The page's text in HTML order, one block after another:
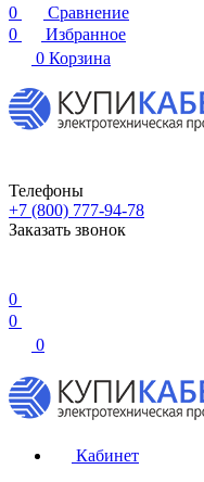
0
Сравнение
0
Избранное
0 Корзина
Телефоны
+7 (800) 777-94-78
Заказать звонок
0
0
0
Кабинет